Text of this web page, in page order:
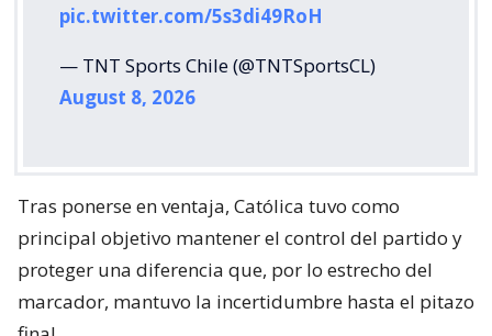
pic.twitter.com/5s3di49RoH
— TNT Sports Chile (@TNTSportsCL)
August 8, 2026
Tras ponerse en ventaja, Católica tuvo como
principal objetivo mantener el control del partido y
proteger una diferencia que, por lo estrecho del
marcador, mantuvo la incertidumbre hasta el pitazo